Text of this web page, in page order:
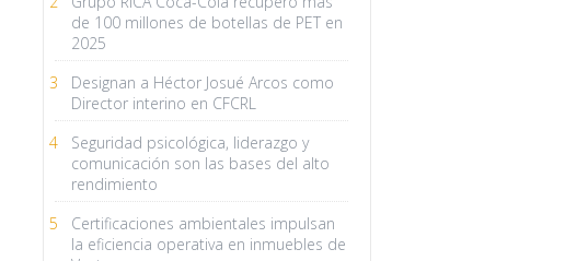
de 100 millones de botellas de PET en
2025
3
Designan a Héctor Josué Arcos como
Director interino en CFCRL
4
Seguridad psicológica, liderazgo y
comunicación son las bases del alto
rendimiento
5
Certificaciones ambientales impulsan
la eficiencia operativa en inmuebles de